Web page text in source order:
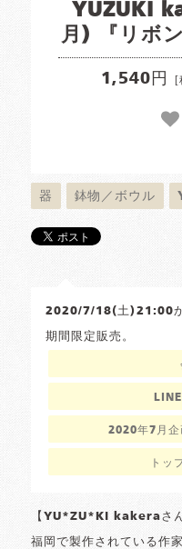
YUZUKI
月) 『リボ
1,540円 [
器 鉢物／ボウル
2020/7/18(土)21:00
期間限定販売。
2020年7月企
トッ
【YU*ZU*KI kakeraさん
福岡で製作されている作